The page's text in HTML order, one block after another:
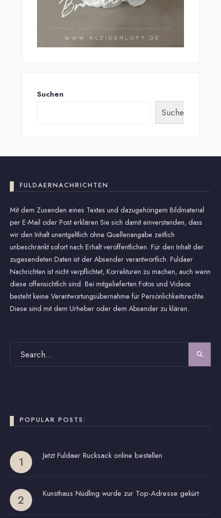
Suchen
Suchen
FULDAERNACHRICHTEN
Mit dem Zusenden eines Textes und dazugehörigem Bildmaterial
per E-Mail oder Post erklären Sie sich damit einverstanden, dass
wir den Inhalt unentgeltlich ohne Quellenangabe zeitlich
unbeschränkt sofort nach Erhalt veröffentlichen. Für den Inhalt der
zugesendeten Daten ist der Absender verantwortlich. Fuldaer
Nachrichten ist nicht verpflichtet, Korrekturen zu machen, auch wenn
diese offensichtlich sind. Bei mitgelieferten Fotos und Videos
besteht keine Verantwortungsübernahme für Persönlichkeitsrechte.
Diese sind mit dem Urheber oder dem Absender zu klären.
POPULAR POSTS:
Jetzt Fuldaer Rucksack online bestellen
Kunsthaus Nüdling wurde zur Top-Adresse gekürt